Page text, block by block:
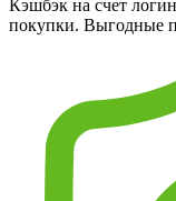
Кэшбэк на счет
покупки. Выгодные